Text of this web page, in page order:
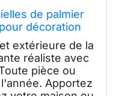
de palmier
décoration
bureau
extérieure de la
réaliste avec
pièce ou
Apportez